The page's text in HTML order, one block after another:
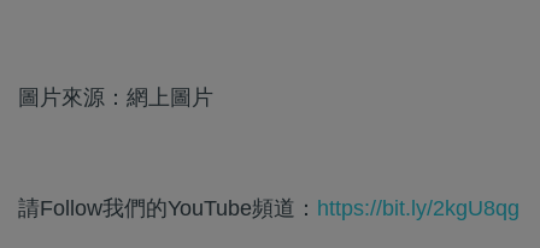
圖片來源：網上圖片
請Follow我們的YouTube頻道： https://bit.ly/2kgU8qg